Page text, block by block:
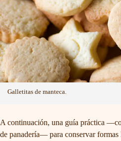
Galletitas de manteca.
A continuación, una guía práctica
de panadería— para conservar